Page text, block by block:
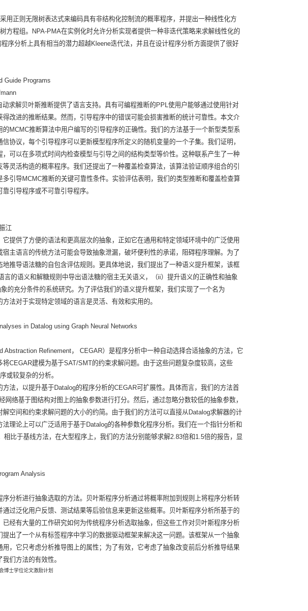
用正则无限树表达式来编码具有非结构化控制流的概率程序，并提出一种线性化方
方程组。NPA-PMA在实例化时允许分析实现者提供一种非迭代策略来求解线性化的
序分析上具有相当的潜力超越Kleene迭代法，并且在设计程序分析方面提供了很好
Guide Programs
求解贝叶斯推断提供了语言支持。具有可编程推断的PPL使用户能够通过使用针对
改进的推断结果。然而，引导程序中的错误可能会损害推断的统计可靠性。本文介
MCMC推断算法中用户编写的引导程序的正确性。我们的方法基于一个新型类型系
协议，每个引导程序可以更新模型程序所定义的随机变量的一个子集。我们证明，
可以在多项式时间内检查模型与引导之间的结构类型等价性。这种联系产生了一种
灵活构造的概率程序。我们还提出了一种覆盖检查算法，该算法验证顺序组合的引
引导MCMC推断的关键可靠性条件。实验评估表明，我们的类型推断和覆盖检查算
引导程序或不可靠引导程序。
江
提供了方便的语法和更高层次的抽象，正如它在通用和特定领域环境中的广泛使用
主语言的传统方法可能会导致抽象泄漏，破坏便利性的承诺，阻碍程序理解。为了
推导语法糖的自包含评估规则。更具体地说，我们提出了一种语义提升框架，该框
的语义和解糖规则中导出语法糖的宿主无关语义，（ii）提升语义的正确性和抽象
的充分条件的系统研究。为了评估我们的语义提升框架，我们实现了一个名为
法对于实现特定领域的语言是灵活、有效和实用的。
in Datalog using Graph Neural Networks
Abstraction Refinement， CEGAR）是程序分析中一种自动选择合适抽象的方法，它
CEGAR建模为基于SAT/SMT的约束求解问题。由于这些问题复杂度较高，这些
或较复杂的分析。
法，以提升基于Datalog的程序分析的CEGAR可扩展性。具体而言，我们的方法首
络基于图结构对图上的抽象参数进行打分。然后，通过忽略分数较低的抽象参数，
空间和约束求解问题的大小的约简。由于我们的方法可以直接从Datalog求解器的计
理论上可以广泛适用于基于Datalog的各种参数化程序分析。我们在一个指针分析和
比于基线方法，在大型程序上，我们的方法分别能够求解2.83倍和1.5倍的报告，显
Analysis
分析进行抽象选取的方法。贝叶斯程序分析通过将概率附加到规则上将程序分析转
过泛化用户反馈、测试结果等后验信息来更新这些概率。贝叶斯程序分析所基于的
经有大量的工作研究如何为传统程序分析选取抽象，但这些工作对贝叶斯程序分析
出了一个从有标签程序中学习的数据驱动框架来解决这一问题。该框架从一个抽象
，它只考虑分析推导图上的属性；为了有效，它考虑了抽象改变前后分析推导结果
们方法的有效性。
博士学位论文激励计划